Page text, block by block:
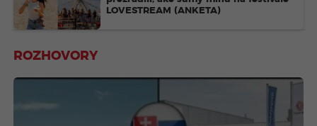
LOVESTREAM (ANKETA)
ROZHOVORY